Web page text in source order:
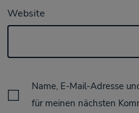
Website
Name, E-Mail-Adresse
für meinen nächsten